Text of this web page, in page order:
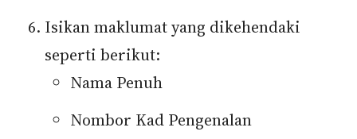
Isikan maklumat yang dikehendaki
seperti berikut:
Nama Penuh
Nombor Kad Pengenalan